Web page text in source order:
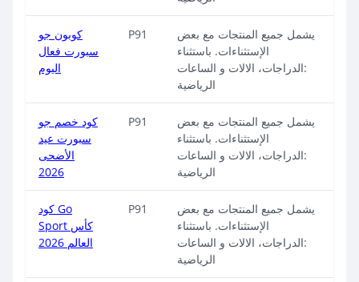
كوبون جو
سبورت فعال
اليوم
P91
يشمل جميع المنتجات مع بعض
الإستثناءات. باستثناء
:الدراجات، الالات و الساعات
كود خصم جو
سبورت عيد
الأضحى
2026
P91
يشمل جميع المنتجات مع بعض
الإستثناءات. باستثناء
:الدراجات، الالات و الساعات
كود Go
Sport كأس
العالم 2026
P91
يشمل جميع المنتجات مع بعض
الإستثناءات. باستثناء
:الدراجات، الالات و الساعات